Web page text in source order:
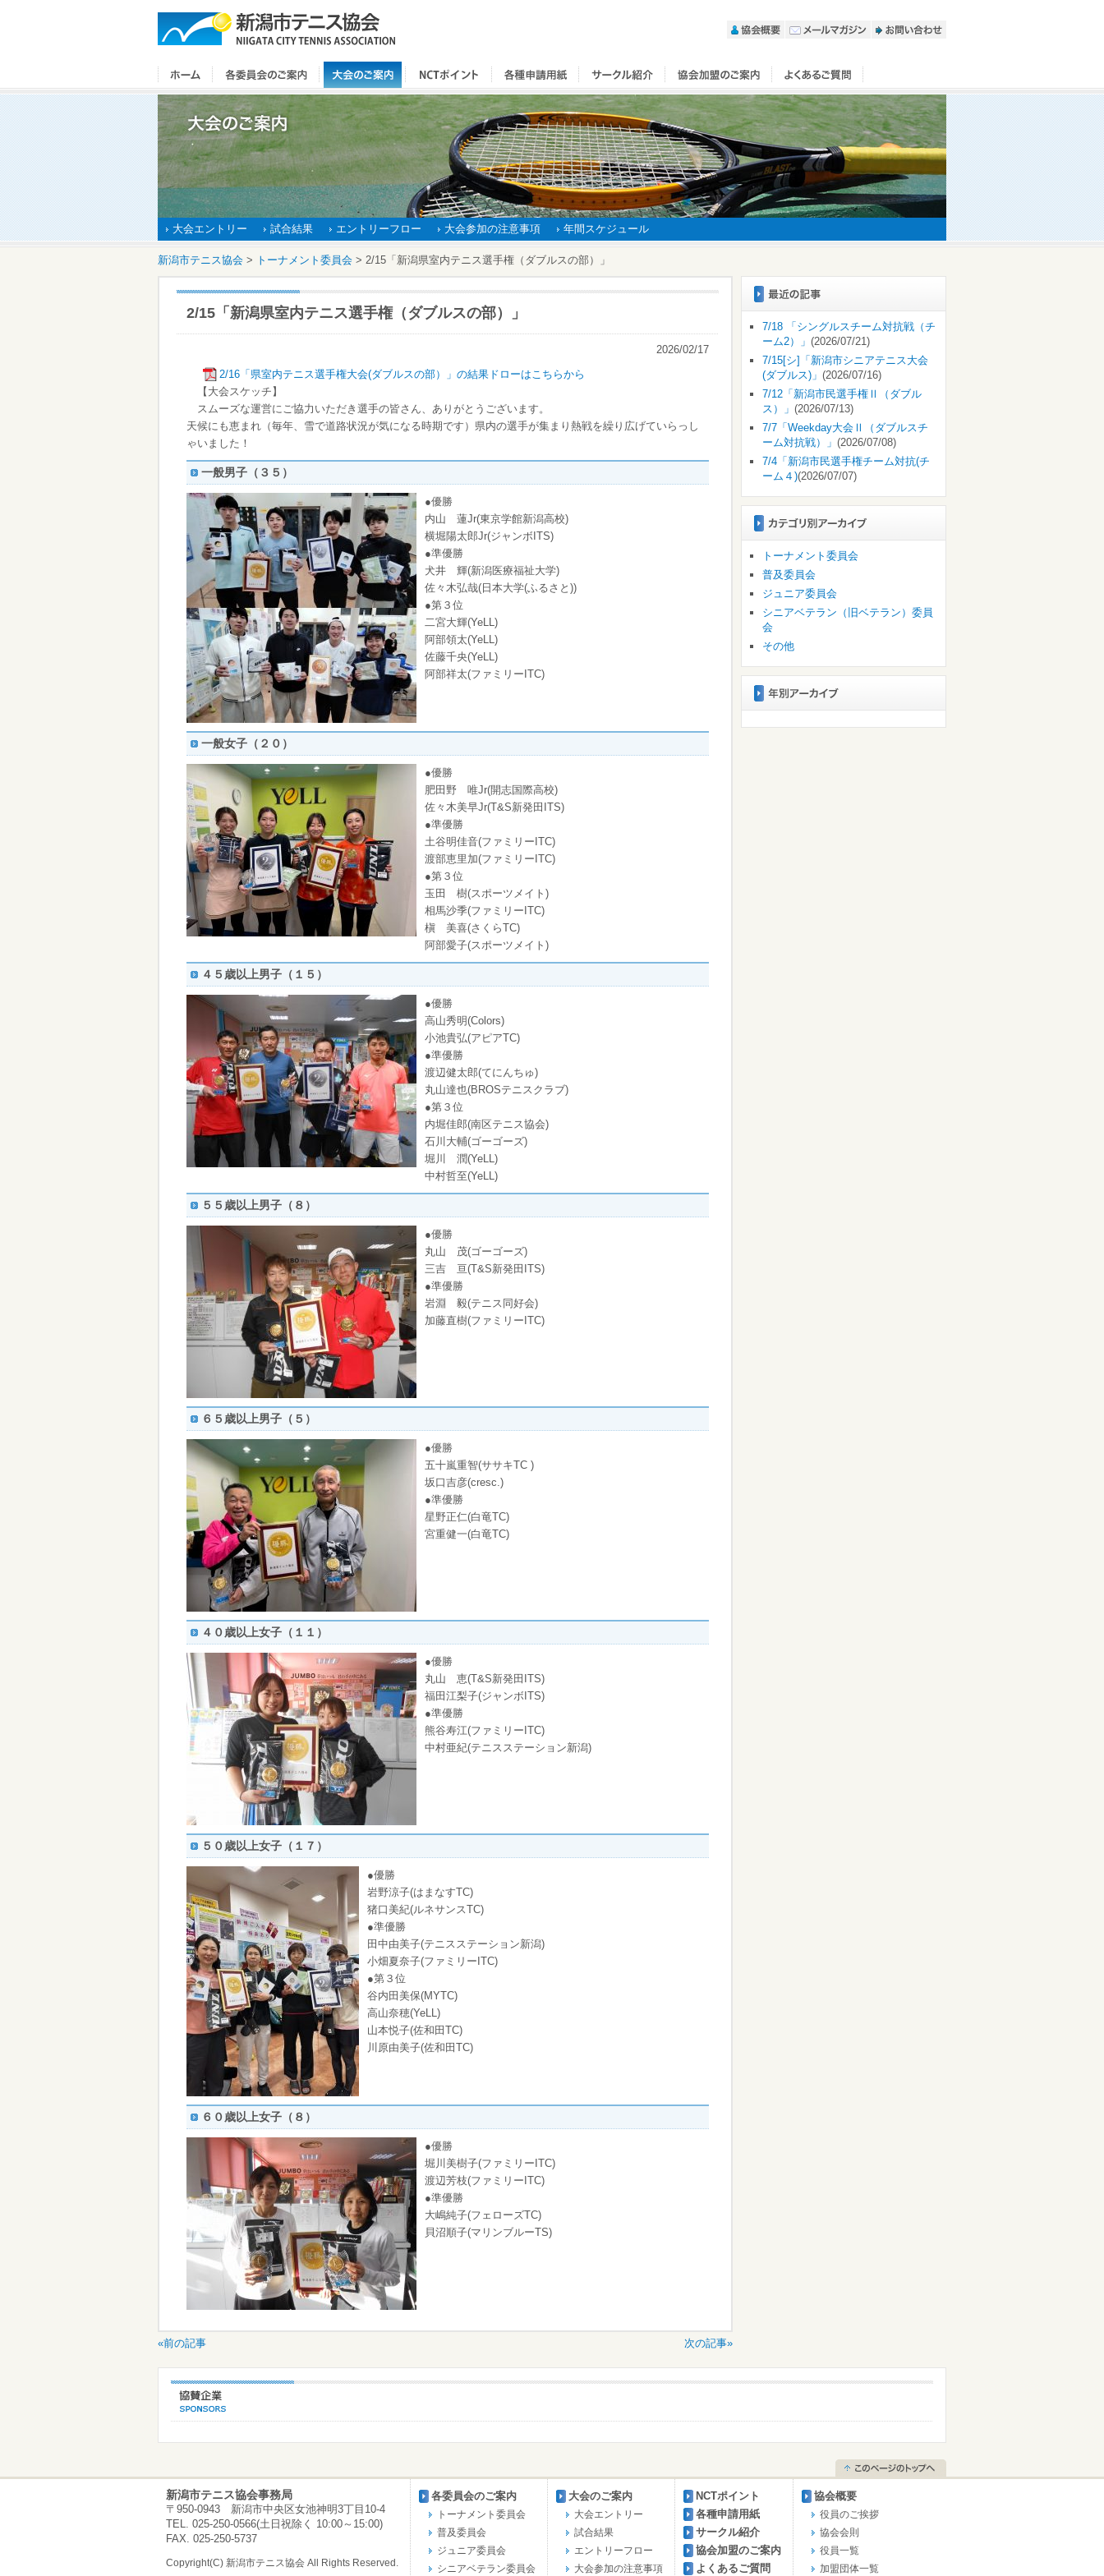
大会エントリー 試合結果 エントリーフロー 大会参加の注意事項 年間スケジュール
新潟市テニス協会 > トーナメント委員会 > 2/15「新潟県室内テニス選手権（ダブルスの部）」
2/15「新潟県室内テニス選手権（ダブルスの部）」
2026/02/17
2/16「県室内テニス選手権大会(ダブルスの部）」の結果ドローはこちらから
【大会スケッチ】
スムーズな運営にご協力いただき選手の皆さん、ありがとうございます。
天候にも恵まれ（毎年、雪で道路状況が気になる時期です）県内の選手が集まり熱戦を繰り広げていらっし
ゃいました！
一般男子（３５）
●優勝
内山 蓮Jr(東京学館新潟高校)
横堀陽太郎Jr(ジャンボITS)
●準優勝
犬井 輝(新潟医療福祉大学)
佐々木弘哉(日本大学(ふるさと))
●第３位
二宮大輝(YeLL)
阿部領太(YeLL)
佐藤千央(YeLL)
阿部祥太(ファミリーITC)
一般女子（２０）
●優勝
肥田野 唯Jr(開志国際高校)
佐々木美早Jr(T&S新発田ITS)
●準優勝
土谷明佳音(ファミリーITC)
渡部恵里加(ファミリーITC)
●第３位
玉田 樹(スポーツメイト)
相馬沙季(ファミリーITC)
槇 美喜(さくらTC)
阿部愛子(スポーツメイト)
４５歳以上男子（１５）
●優勝
高山秀明(Colors)
小池貴弘(アピアTC)
●準優勝
渡辺健太郎(てにんちゅ)
丸山達也(BROSテニスクラブ)
●第３位
内堀佳郎(南区テニス協会)
石川大輔(ゴーゴーズ)
堀川 潤(YeLL)
中村哲至(YeLL)
５５歳以上男子（８）
●優勝
丸山 茂(ゴーゴーズ)
三吉 亘(T&S新発田ITS)
●準優勝
岩淵 毅(テニス同好会)
加藤直樹(ファミリーITC)
６５歳以上男子（５）
●優勝
五十嵐重智(ササキTC )
坂口吉彦(cresc.)
●準優勝
星野正仁(白竜TC)
宮重健一(白竜TC)
４０歳以上女子（１１）
●優勝
丸山 恵(T&S新発田ITS)
福田江梨子(ジャンボITS)
●準優勝
熊谷寿江(ファミリーITC)
中村亜紀(テニスステーション新潟)
５０歳以上女子（１７）
●優勝
岩野涼子(はまなすTC)
猪口美紀(ルネサンスTC)
●準優勝
田中由美子(テニスステーション新潟)
小畑夏奈子(ファミリーITC)
●第３位
谷内田美保(MYTC)
高山奈穂(YeLL)
山本悦子(佐和田TC)
川原由美子(佐和田TC)
６０歳以上女子（８）
●優勝
堀川美樹子(ファミリーITC)
渡辺芳枝(ファミリーITC)
●準優勝
大嶋純子(フェローズTC)
貝沼順子(マリンブルーTS)
«前の記事 次の記事»
7/18 「シングルスチーム対抗戦（チ
ーム2）」 (2026/07/21)
7/15[シ]「新潟市シニアテニス大会
(ダブルス)」 (2026/07/16)
7/12「新潟市民選手権Ⅱ（ダブル
ス）」 (2026/07/13)
7/7「Weekday大会Ⅱ（ダブルスチ
ーム対抗戦）」 (2026/07/08)
7/4「新潟市民選手権チーム対抗(チ
ーム４)(2026/07/07)
トーナメント委員会
普及委員会
ジュニア委員会
シニアベテラン（旧ベテラン）委員
会
その他
新潟市テニス協会事務局
〒950-0943 新潟市中央区女池神明3丁目10-4
TEL. 025-250-0566(土日祝除く 10:00～15:00)
FAX. 025-250-5737
Copyright(C) 新潟市テニス協会 All Rights Reserved.
各委員会のご案内
トーナメント委員会
普及委員会
ジュニア委員会
シニアベテラン委員会
大会のご案内
大会エントリー
試合結果
エントリーフロー
大会参加の注意事項
NCTポイント
各種申請用紙
サークル紹介
協会加盟のご案内
よくあるご質問
協会概要
役員のご挨拶
協会会則
役員一覧
加盟団体一覧